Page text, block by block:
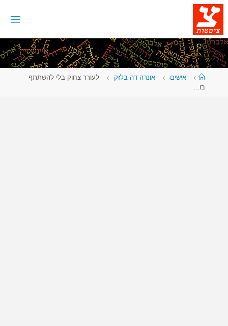
דלגו
לתוכן
עמודאישים אונרה דה בלזק
לעורר צחוק בלי להשתתף
בו…